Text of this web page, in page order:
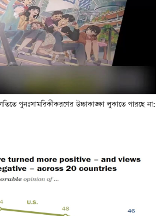
পুনঃসামরিকীকরণের উচ্চাকাঙ্ক্ষা লুকাতে পারছে না: